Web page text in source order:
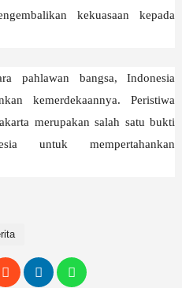
kekuasaan kepada
pahlawan bangsa, Indonesia
kemerdekaannya. Peristiwa
merupakan salah satu bukti
untuk mempertahankan